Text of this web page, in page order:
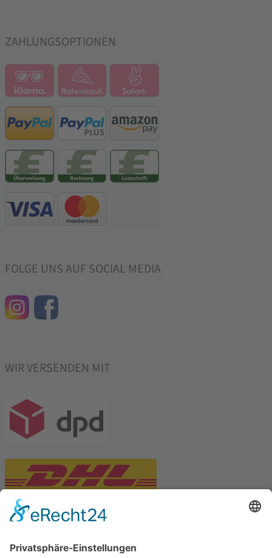
ZAHLUNGSOPTIONEN
FOLGE UNS AUF SOCIAL MEDIA
WIR VERSENDEN MIT